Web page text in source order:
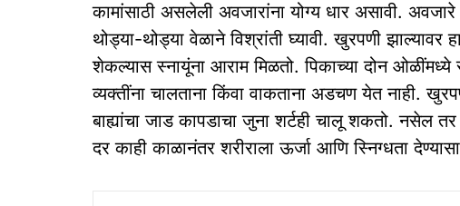
कामांसाठी असलेली अवजारांना योग्य धार असावी.
थोड्या-थोड्या वेळाने विश्रांती घ्यावी. खुरपणी झाल्यावर
शेकल्यास स्नायूंना आराम मिळतो. पिकाच्या दोन
व्यक्तींना चालताना किंवा वाकताना अडचण येत नाही.
बाह्यांचा जाड कापडाचा जुना शर्टही चालू शकतो. नसेल
दर काही काळानंतर शरीराला ऊर्जा आणि स्निग्धता